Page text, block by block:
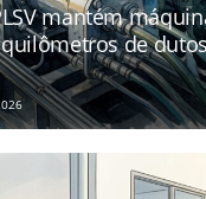
mantém
de